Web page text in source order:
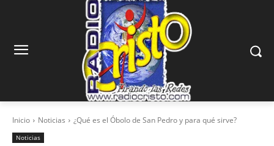
Inicio Noticias ¿Qué es el Óbolo de San Pedro y para qué sirve?
Noticias